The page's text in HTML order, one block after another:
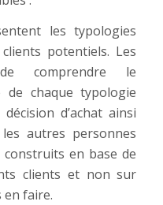
les typologies
potentiels. Les
comprendre le
de chaque typologie
d’achat ainsi
autres personnes
en base de
clients et non sur
en faire.